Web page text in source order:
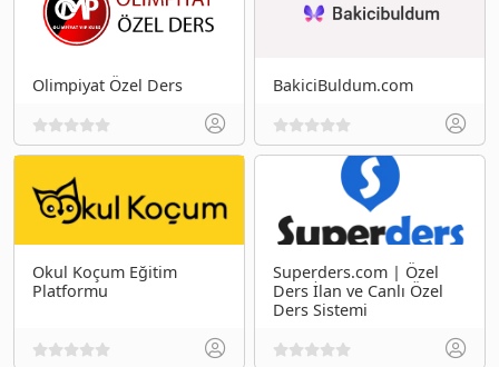
Olimpiyat Özel Ders BakiciBuldum.com
Okul Koçum Eğitim
Platformu
Superders.com | Özel
Ders İlan ve Canlı Özel
Ders Sistemi